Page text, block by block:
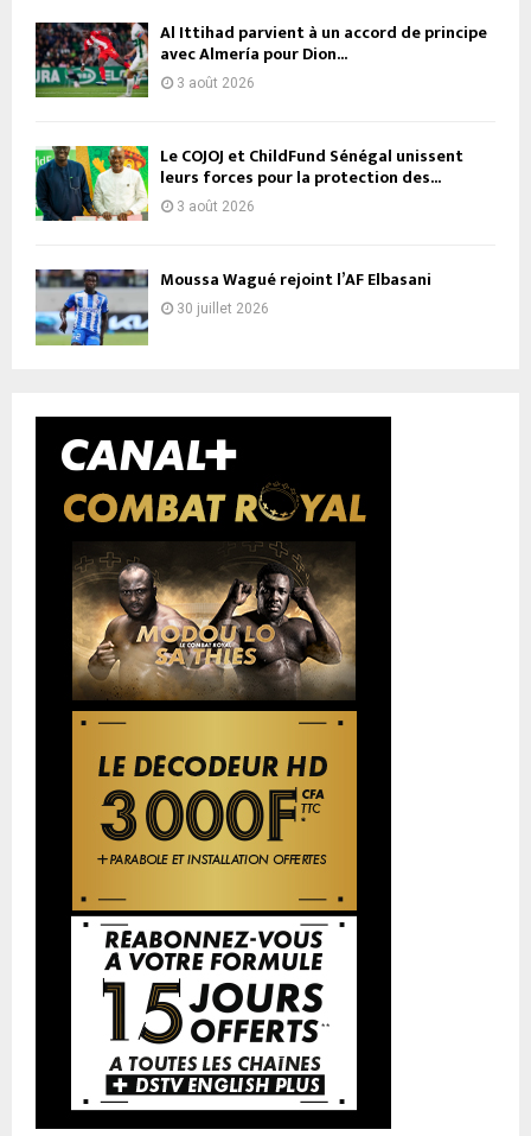
Al Ittihad parvient à un accord de principe
avec Almería pour Dion...
3 août 2026
Le COJOJ et ChildFund Sénégal unissent
leurs forces pour la protection des...
3 août 2026
Moussa Wagué rejoint l’AF Elbasani
30 juillet 2026